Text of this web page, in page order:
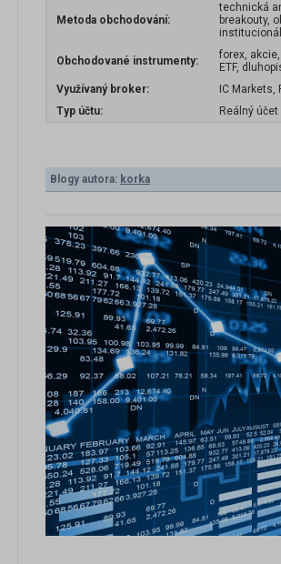
Metoda obchodování:
technická
breakouty,
Obchodované instrumenty:
forex,
ETF,
Využívaný broker:
IC Markets,
Typ účtu:
Reálný účet
Blogy autora: korka